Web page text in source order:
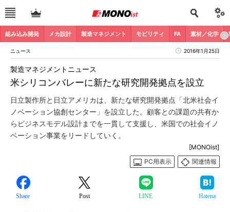
組み込み開発 メカ設計 製造マネジメント モビリティ FA 素材／化学
ニュース 2016年1月25日
米シリコンバレーに新たな研究開発拠点を設立
製造マネジメントニュース
日立製作所と日立アメリカは、新たな研究開発拠点「北米社会イ
ノベーション協創センター」を設立した。顧客との課題の共有か
らビジネスモデル設計までを一貫して支援し、米国での社会イノ
ベーション事業をリードしていく。
[MONOist]
PC用表示
関連情報
Share Post LINE Hatena